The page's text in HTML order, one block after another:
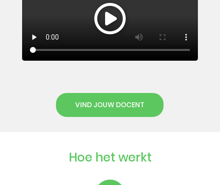
VIND JOUW DOCENT
Hoe het werkt